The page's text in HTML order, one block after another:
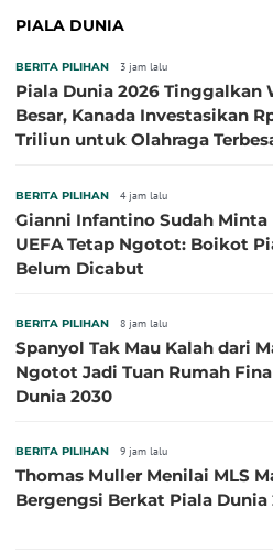
PIALA DUNIA
BERITA PILIHAN 3 jam lalu
Piala Dunia 2026 Tinggalkan
Besar, Kanada Investasikan
Triliun untuk Olahraga
BERITA PILIHAN 4 jam lalu
Gianni Infantino Sudah Minta
UEFA Tetap Ngotot: Boikot
Belum Dicabut
BERITA PILIHAN 8 jam lalu
Spanyol Tak Mau Kalah dari
Ngotot Jadi Tuan Rumah
Dunia 2030
BERITA PILIHAN 9 jam lalu
Thomas Muller Menilai MLS
Bergengsi Berkat Piala Dunia